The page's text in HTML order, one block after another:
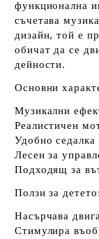
функционална
съчетава
дизайн, той е
обичат да се
дейности.
Основни
Музикални
Реалистичен
Удобно седалка
Лесен за
Подходящ за
Ползи за детето:
Насърчава
Стимулира